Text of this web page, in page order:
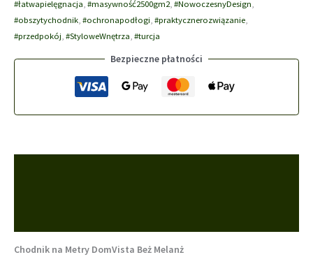
#łatwapielęgnacja, #masywność2500gm2, #NowoczesnyDesign,
#obszytychodnik, #ochronapodłogi, #praktycznerozwiązanie,
#przedpokój, #StyloweWnętrza, #turcja
Bezpieczne płatności
Chodnik na Metry DomVista Beż Melanż